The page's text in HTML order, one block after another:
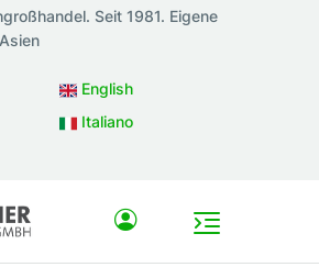
Seit 1981. Eigene
English
Italiano